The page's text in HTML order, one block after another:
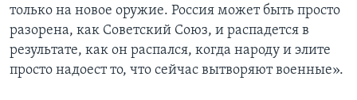
только на новое оружие. Россия может быть просто
разорена, как Советский Союз, и распадется в
результате, как он распался, когда народу и элите
просто надоест то, что сейчас вытворяют военные».